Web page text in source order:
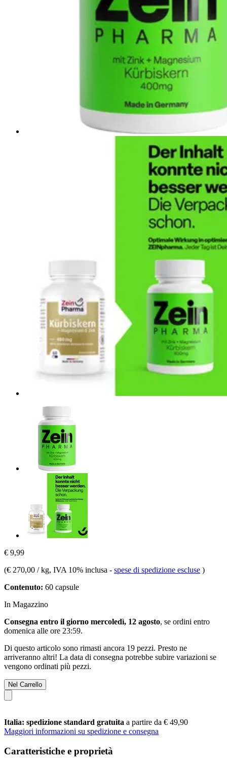
€ 9,99
(€ 270,00 / kg, IVA 10% inclusa - spese di spedizione escluse )
Contenuto: 60 capsule
In Magazzino
Consegna entro il giorno mercoledì, 12 agosto, se ordini entro
domenica alle ore 23:59.
Di questo articolo sono rimasti ancora 19 pezzi. Presto ne
arriveranno altri! La data di consegna potrebbe subire variazioni se
vengono ordinati più pezzi.
Nel Carrello
Italia: spedizione standard gratuita a partire da € 49,90
Maggiori informazioni su spedizione e consegna
Caratteristiche e proprietà